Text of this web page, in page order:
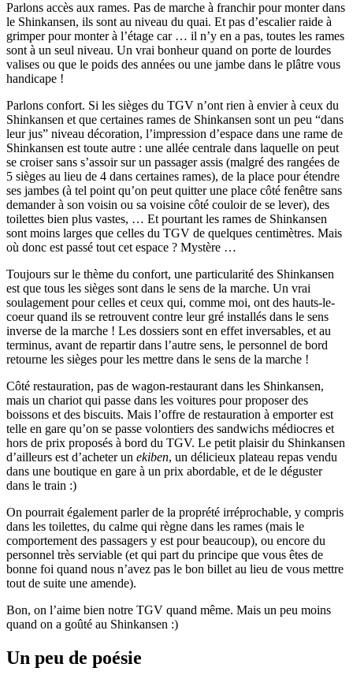
Parlons accès aux rames. Pas de marche à franchir pour monter dans
le Shinkansen, ils sont au niveau du quai. Et pas d’escalier raide à
grimper pour monter à l’étage car … il n’y en a pas, toutes les rames
sont à un seul niveau. Un vrai bonheur quand on porte de lourdes
valises ou que le poids des années ou une jambe dans le plâtre vous
handicape !
Parlons confort. Si les sièges du TGV n’ont rien à envier à ceux du
Shinkansen et que certaines rames de Shinkansen sont un peu “dans
leur jus” niveau décoration, l’impression d’espace dans une rame de
Shinkansen est toute autre : une allée centrale dans laquelle on peut
se croiser sans s’assoir sur un passager assis (malgré des rangées de
5 sièges au lieu de 4 dans certaines rames), de la place pour étendre
ses jambes (à tel point qu’on peut quitter une place côté fenêtre sans
demander à son voisin ou sa voisine côté couloir de se lever), des
toilettes bien plus vastes, … Et pourtant les rames de Shinkansen
sont moins larges que celles du TGV de quelques centimètres. Mais
où donc est passé tout cet espace ? Mystère …
Toujours sur le thème du confort, une particularité des Shinkansen
est que tous les sièges sont dans le sens de la marche. Un vrai
soulagement pour celles et ceux qui, comme moi, ont des hauts-le-
coeur quand ils se retrouvent contre leur gré installés dans le sens
inverse de la marche ! Les dossiers sont en effet inversables, et au
terminus, avant de repartir dans l’autre sens, le personnel de bord
retourne les sièges pour les mettre dans le sens de la marche !
Côté restauration, pas de wagon-restaurant dans les Shinkansen,
mais un chariot qui passe dans les voitures pour proposer des
boissons et des biscuits. Mais l’offre de restauration à emporter est
telle en gare qu’on se passe volontiers des sandwichs médiocres et
hors de prix proposés à bord du TGV. Le petit plaisir du Shinkansen
d’ailleurs est d’acheter un ekiben, un délicieux plateau repas vendu
dans une boutique en gare à un prix abordable, et de le déguster
dans le train :)
On pourrait également parler de la proprété irréprochable, y compris
dans les toilettes, du calme qui règne dans les rames (mais le
comportement des passagers y est pour beaucoup), ou encore du
personnel très serviable (et qui part du principe que vous êtes de
bonne foi quand nous n’avez pas le bon billet au lieu de vous mettre
tout de suite une amende).
Bon, on l’aime bien notre TGV quand même. Mais un peu moins
quand on a goûté au Shinkansen :)
Un peu de poésie